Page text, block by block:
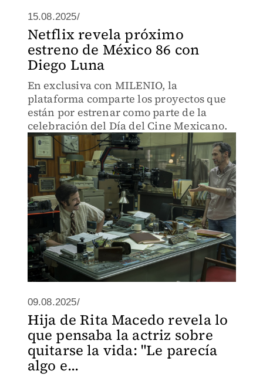
15.08.2025/
Netflix revela próximo
estreno de México 86 con
Diego Luna
En exclusiva con MILENIO, la
plataforma comparte los proyectos que
están por estrenar como parte de la
celebración del Día del Cine Mexicano.
09.08.2025/
Hija de Rita Macedo revela lo
que pensaba la actriz sobre
quitarse la vida: "Le parecía
algo e...